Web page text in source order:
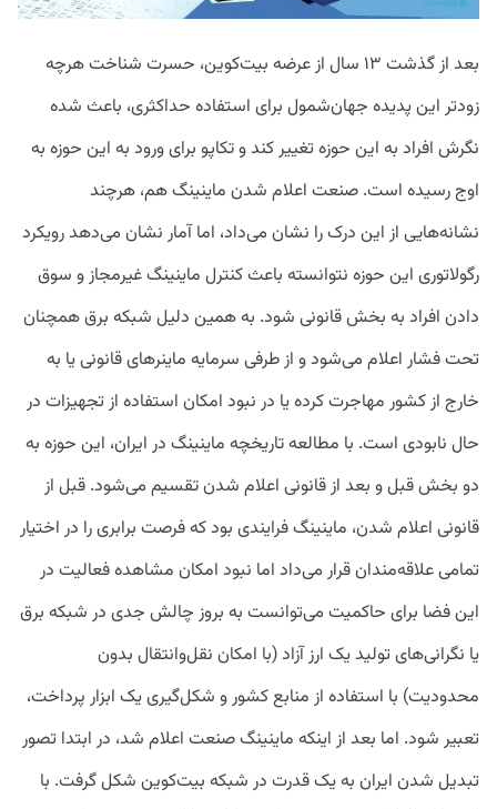
بعد از گذشت ۱۳ سال از عرضه بیت‌کوین، حسرت شناخت هرچه
زودتر این پدیده جهان‌شمول برای استفاده حداکثری، باعث شده
نگرش افراد به این حوزه تغییر کند و تکاپو برای ورود به این حوزه به
اوج رسیده است. صنعت اعلام شدن ماینینگ هم، هرچند
نشانه‌هایی از این درک را نشان می‌داد، اما آمار نشان می‌دهد رویکرد
رگولاتوری این حوزه نتوانسته باعث کنترل ماینینگ غیرمجاز و سوق
دادن افراد به بخش قانونی شود. به همین دلیل شبکه برق همچنان
تحت فشار اعلام می‌شود و از طرفی سرمایه ماینرهای قانونی یا به
خارج از کشور مهاجرت کرده یا در نبود امکان استفاده از تجهیزات در
حال نابودی است. با مطالعه تاریخچه ماینینگ در ایران، این حوزه به
دو بخش قبل و بعد از قانونی اعلام شدن تقسیم می‌شود. قبل از
قانونی اعلام شدن، ماینینگ فرایندی بود که فرصت برابری را در اختیار
تمامی علاقه‌مندان قرار می‌داد اما نبود امکان مشاهده فعالیت در
این فضا برای حاکمیت می‌توانست به بروز چالش جدی در شبکه برق
یا نگرانی‌های تولید یک ارز آزاد (با امکان نقل‌وانتقال بدون
محدودیت) با استفاده از منابع کشور و شکل‌گیری یک ابزار پرداخت،
تعبیر شود. اما بعد از اینکه ماینینگ صنعت اعلام شد، در ابتدا تصور
تبدیل شدن ایران به یک قدرت در شبکه بیت‌کوین شکل گرفت. با